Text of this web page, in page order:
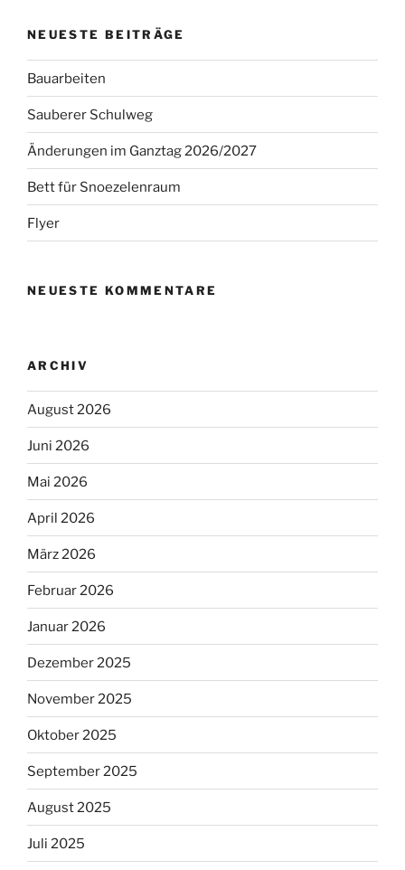
NEUESTE BEITRÄGE
Bauarbeiten
Sauberer Schulweg
Änderungen im Ganztag 2026/2027
Bett für Snoezelenraum
Flyer
NEUESTE KOMMENTARE
ARCHIV
August 2026
Juni 2026
Mai 2026
April 2026
März 2026
Februar 2026
Januar 2026
Dezember 2025
November 2025
Oktober 2025
September 2025
August 2025
Juli 2025